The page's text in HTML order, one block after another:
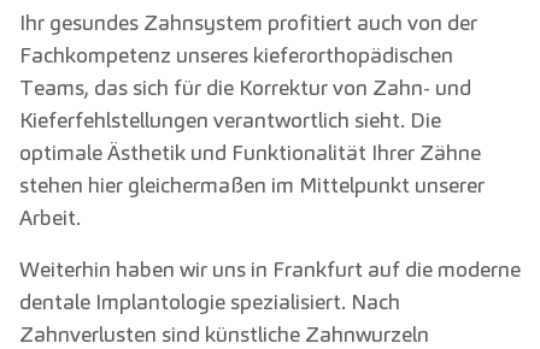
Ihr gesundes Zahnsystem profitiert auch von der
Fachkompetenz unseres kieferorthopädischen
Teams, das sich für die Korrektur von Zahn- und
Kieferfehlstellungen verantwortlich sieht. Die
optimale Ästhetik und Funktionalität Ihrer Zähne
stehen hier gleichermaßen im Mittelpunkt unserer
Arbeit.
Weiterhin haben wir uns in Frankfurt auf die moderne
dentale Implantologie spezialisiert. Nach
Zahnverlusten sind künstliche Zahnwurzeln